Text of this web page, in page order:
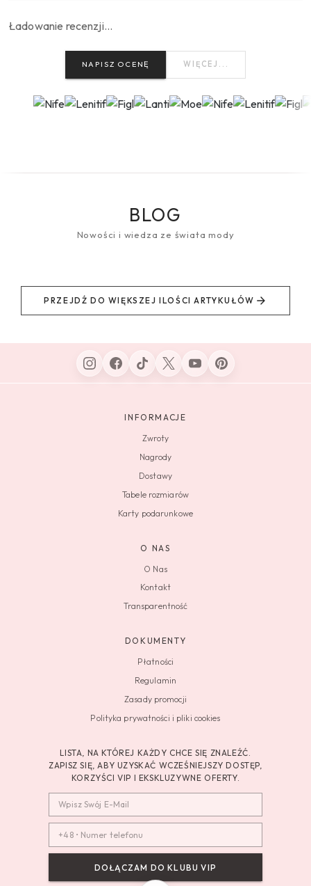
Ładowanie recenzji…
NAPISZ OCENĘ WIĘCEJ...
BLOG
Nowości i wiedza ze świata mody
PRZEJDŹ DO WIĘKSZEJ ILOŚCI ARTYKUŁÓW
INFORMACJE
Zwroty
Nagrody
Dostawy
Tabele rozmiarów
Karty podarunkowe
O NAS
O Nas
Kontakt
Transparentność
DOKUMENTY
Płatności
Regulamin
Zasady promocji
Polityka prywatności i pliki cookies
LISTA, NA KTÓREJ KAŻDY CHCE SIĘ ZNALEŹĆ.
ZAPISZ SIĘ, ABY UZYSKAĆ WCZEŚNIEJSZY DOSTĘP,
KORZYŚCI VIP I EKSKLUZYWNE OFERTY.
DOŁĄCZAM DO KLUBU VIP